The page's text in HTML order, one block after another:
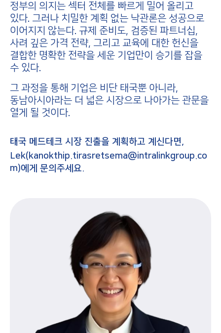
정부의 의지는 섹터 전체를 빠르게 밀어 올리고
있다. 그러나 치밀한 계획 없는 낙관론은 성공으로
이어지지 않는다. 규제 준비도, 검증된 파트너십,
사려 깊은 가격 전략, 그리고 교육에 대한 헌신을
결합한 명확한 전략을 세운 기업만이 승기를 잡을
수 있다.
그 과정을 통해 기업은 비단 태국뿐 아니라,
동남아시아라는 더 넓은 시장으로 나아가는 관문을
열게 될 것이다.
태국 메드테크 시장 진출을 계획하고 계신다면,
Lek(kanokthip.tirasretsema@intralinkgroup.co
m)에게 문의주세요.